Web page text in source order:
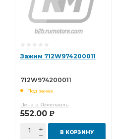
Зажим 712W974200011
712W974200011
Под заказ
Цена в Ярославль
552.00 Р
В КОРЗИНУ